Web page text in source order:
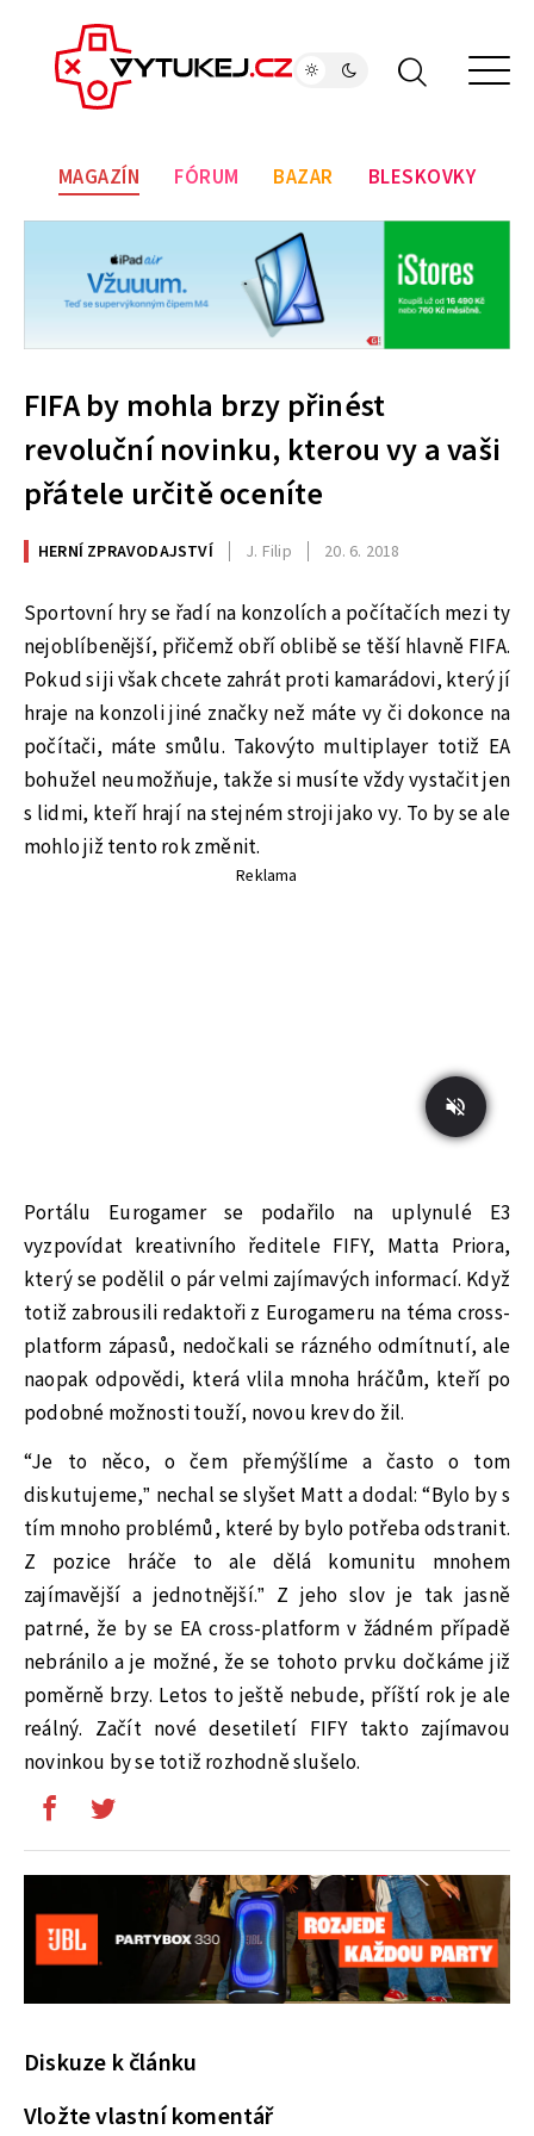
MAGAZÍN FÓRUM BAZAR BLESKOVKY
FIFA by mohla brzy přinést
revoluční novinku, kterou vy a vaši
přátele určitě oceníte
HERNÍ ZPRAVODAJSTVÍ J. Filip 20. 6. 2018
Sportovní hry se řadí na konzolích a počítačích mezi ty
nejoblíbenější, přičemž obří oblibě se těší hlavně FIFA.
Pokud si ji však chcete zahrát proti kamarádovi, který jí
hraje na konzoli jiné značky než máte vy či dokonce na
počítači, máte smůlu. Takovýto multiplayer totiž EA
bohužel neumožňuje, takže si musíte vždy vystačit jen
s lidmi, kteří hrají na stejném stroji jako vy. To by se ale
mohlo již tento rok změnit.
Reklama
Portálu Eurogamer se podařilo na uplynulé E3
vyzpovídat kreativního ředitele FIFY, Matta Priora,
který se podělil o pár velmi zajímavých informací. Když
totiž zabrousili redaktoři z Eurogameru na téma cross-
platform zápasů, nedočkali se rázného odmítnutí, ale
naopak odpovědi, která vlila mnoha hráčům, kteří po
podobné možnosti touží, novou krev do žil.
“Je to něco, o čem přemýšlíme a často o tom
diskutujeme,” nechal se slyšet Matt a dodal: “Bylo by s
tím mnoho problémů, které by bylo potřeba odstranit.
Z pozice hráče to ale dělá komunitu mnohem
zajímavější a jednotnější.” Z jeho slov je tak jasně
patrné, že by se EA cross-platform v žádném případě
nebránilo a je možné, že se tohoto prvku dočkáme již
poměrně brzy. Letos to ještě nebude, příští rok je ale
reálný. Začít nové desetiletí FIFY takto zajímavou
novinkou by se totiž rozhodně slušelo.
Diskuze k článku
Vložte vlastní komentář